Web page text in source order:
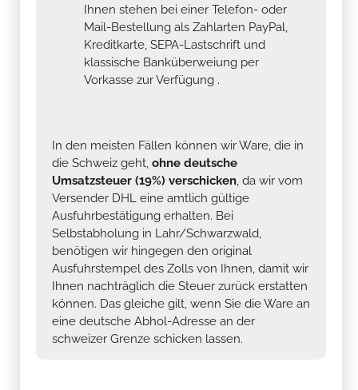
Ihnen stehen bei einer Telefon- oder
Mail-Bestellung als Zahlarten PayPal,
Kreditkarte, SEPA-Lastschrift und
klassische Banküberweiung per
Vorkasse zur Verfügung .
In den meisten Fällen können wir Ware, die in
die Schweiz geht, ohne deutsche
Umsatzsteuer (19%) verschicken, da wir vom
Versender DHL eine amtlich gültige
Ausfuhrbestätigung erhalten. Bei
Selbstabholung in Lahr/Schwarzwald,
benötigen wir hingegen den original
Ausfuhrstempel des Zolls von Ihnen, damit wir
Ihnen nachträglich die Steuer zurück erstatten
können. Das gleiche gilt, wenn Sie die Ware an
eine deutsche Abhol-Adresse an der
schweizer Grenze schicken lassen.